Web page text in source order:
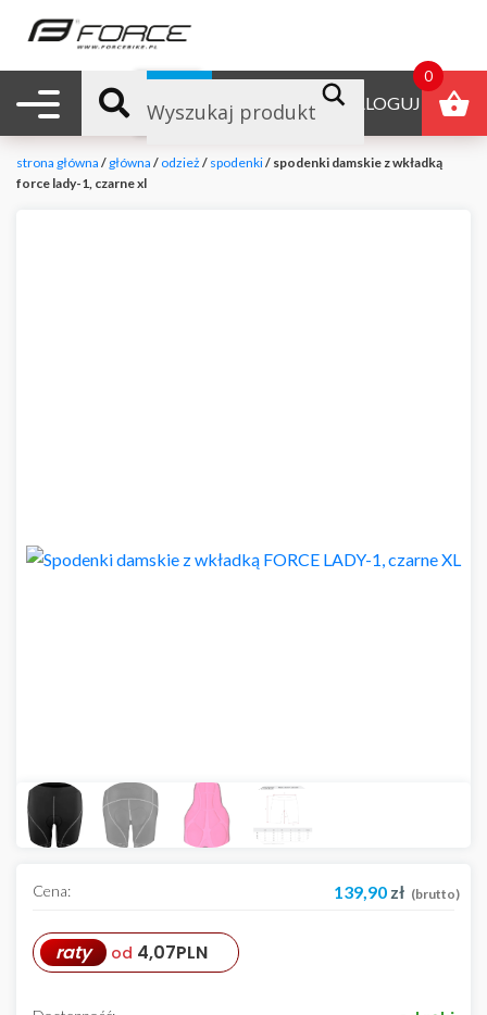
Nawigacja mobilna ZALOGUJ
B2B
strona główna / główna / odzież / spodenki/ spodenki damskie z wkładką
force lady-1, czarne xl
Cena: 139,90 zł (brutto)
raty od 4,07PLN
0